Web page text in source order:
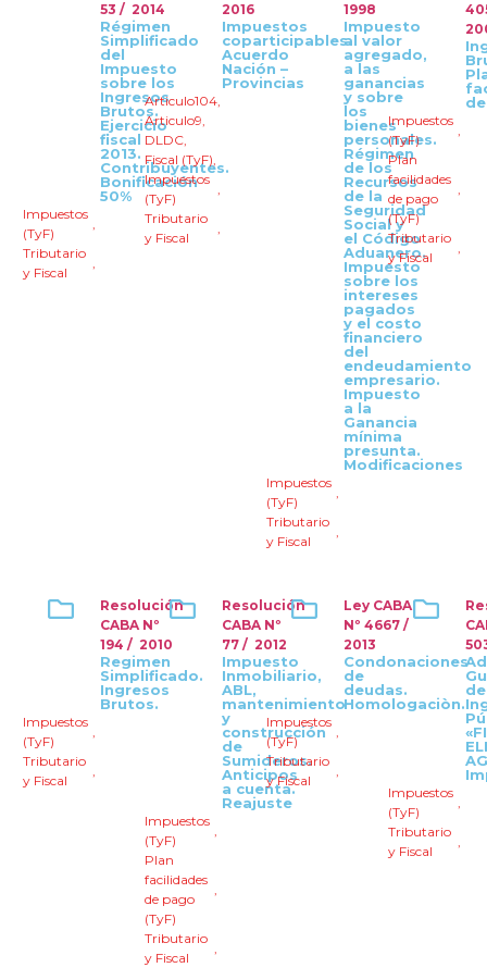
53 / 2014
Régimen
Simplificado
del
Impuesto
sobre los
Ingresos
Brutos.
Ejercicio
fiscal
2013.
Contribuyentes.
Bonificación
50%
Impuestos
(TyF)
,
Tributario
y Fiscal
,
2016
Impuestos
coparticipables.
Acuerdo
Nación –
Provincias
Articulo104,
Articulo9,
DLDC,
Fiscal (TyF),
Impuestos
(TyF)
,
Tributario
y Fiscal
,
1998
Impuesto
al valor
agregado,
a las
ganancias
y sobre
los
bienes
personales.
Régimen
de los
Recursos
de la
Seguridad
Social y
el Código
Aduanero.
Impuesto
sobre los
intereses
pagados
y el costo
financiero
del
endeudamiento
empresario.
Impuesto
a la
Ganancia
mínima
presunta.
Modificaciones
Impuestos
(TyF)
,
Tributario
y Fiscal
,
Impuestos
(TyF)
,
Plan
facilidades
de pago
(TyF)
,
Tributario
y Fiscal
,
Resolución
CABA Nº
194 / 2010
Regimen
Simplificado.
Ingresos
Brutos.
Impuestos
(TyF)
,
Tributario
y Fiscal
,
Resolución
CABA Nº
77 / 2012
Impuesto
Inmobiliario,
ABL,
mantenimiento
y
construcción
de
Sumideros.
Anticipos
a cuenta.
Reajuste
Impuestos
(TyF)
,
Plan
facilidades
de pago
(TyF)
,
Tributario
y Fiscal
,
Ley CABA
Nº 4667 /
2013
Condonaciones
de
deudas.
Homologaciòn.
Impuestos
(TyF)
,
Tributario
y Fiscal
,
de
Impuestos
(TyF)
,
Tributario
y Fiscal
,